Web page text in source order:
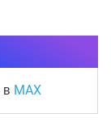
в MAX